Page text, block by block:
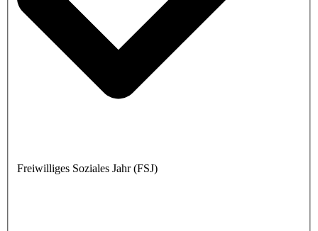
Freiwilliges Soziales Jahr (FSJ)